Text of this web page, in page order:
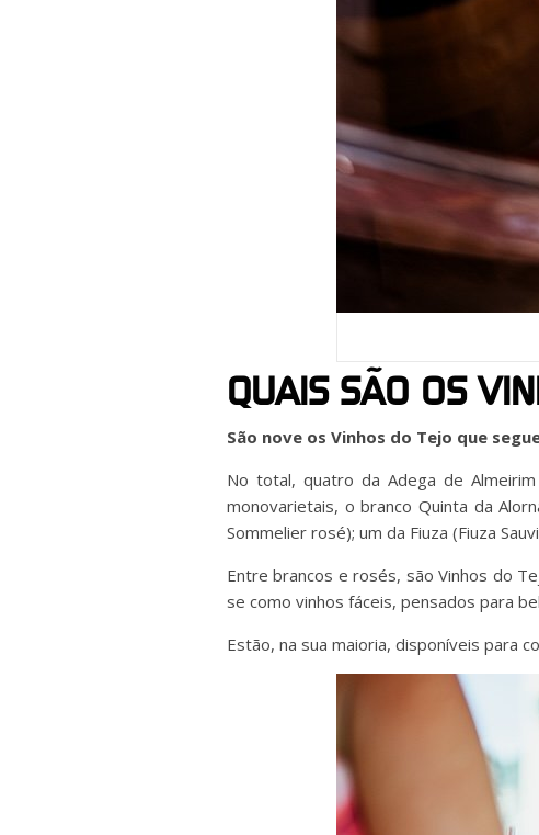
QUAIS SÃO OS
São nove os Vinhos do Tejo que
No total, quatro da Adega de
monovarietais, o branco Quinta da
Sommelier rosé); um da Fiuza (Fiuza
Entre brancos e rosés, são Vinhos do
se como vinhos fáceis, pensados para
Estão, na sua maioria, disponíveis para